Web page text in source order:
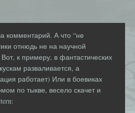
комментарий. А что “не
отнюдь не на научной
к примеру, в фантастических
разваливается, а
работает) Или в боевиках
по тыкве, весело скачет и